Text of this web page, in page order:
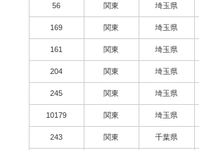
56 関東 埼玉県
169 関東 埼玉県
161 関東 埼玉県
204 関東 埼玉県
245 関東 埼玉県
10179 関東 埼玉県
243 関東 千葉県